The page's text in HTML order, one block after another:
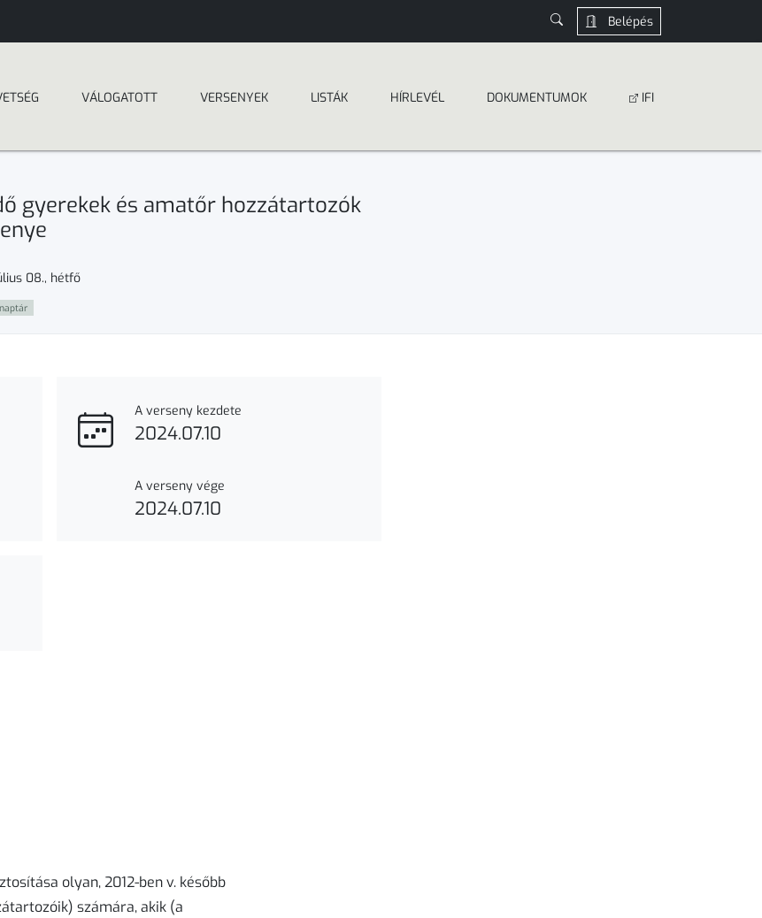
Belépés
VÁLOGATOTT VERSENYEK LISTÁK HÍRLEVÉL DOKUMEN­­TUMOK IFI
gyerekek és amatőr hozzátartozók
08., hétfő
A verseny kezdete
2024.07.10
A verseny vége
2024.07.10
olyan, 2012-ben v. később
számára, akik (a